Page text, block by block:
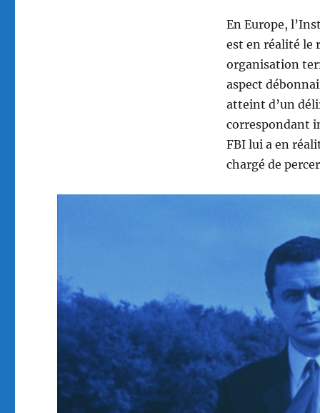
En Europe,
est en réalité le
organisation
aspect
atteint d’un
correspondant
FBI lui a en
chargé de